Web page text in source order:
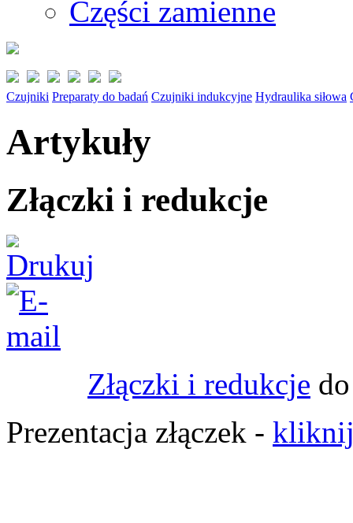
Części zamienne
Czujniki Preparaty do badań Czujniki indukcyjne Hydraulika siłowa
Artykuły
Złączki i redukcje
Złączki i redukcje
Prezentacja złączek -